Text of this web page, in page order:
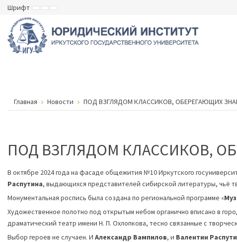
Шрифт ВКЛЮЧИТЬ
МАЛЕНЬКИЙ
ШРИФТ
ВКЛЮЧИТЬ
ВКЛЮЧИТЬ
Главная Новости ПОД ВЗГЛЯДОМ КЛАССИКОВ, ОБЕРЕГАЮЩИХ
ПОД ВЗГЛЯДОМ КЛАССИКОВ,
В октябре 2024 года на фасаде общежития №10 Иркутского
Распутина, выдающихся представителей сибирской литературы, чьё
Монументальная роспись была создана по региональной программе «
Художественное полотно под открытым небом органично вписано в
драматический театр имени Н. П. Охлопкова, тесно связанные с
Выбор героев не случаен. И Александр Вампилов, и Валентин